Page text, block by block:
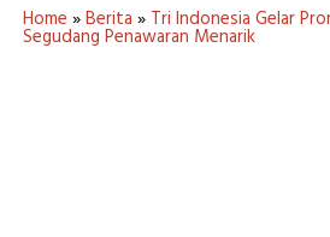
Home »Berita » Tri Indonesia Gelar
Segudang Penawaran Menarik